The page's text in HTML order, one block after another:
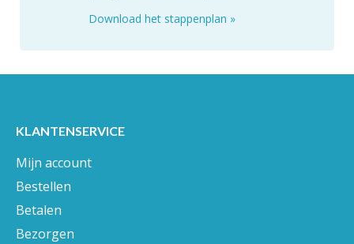
Download het stappenplan »
KLANTENSERVICE
Mijn account
Bestellen
Betalen
Bezorgen